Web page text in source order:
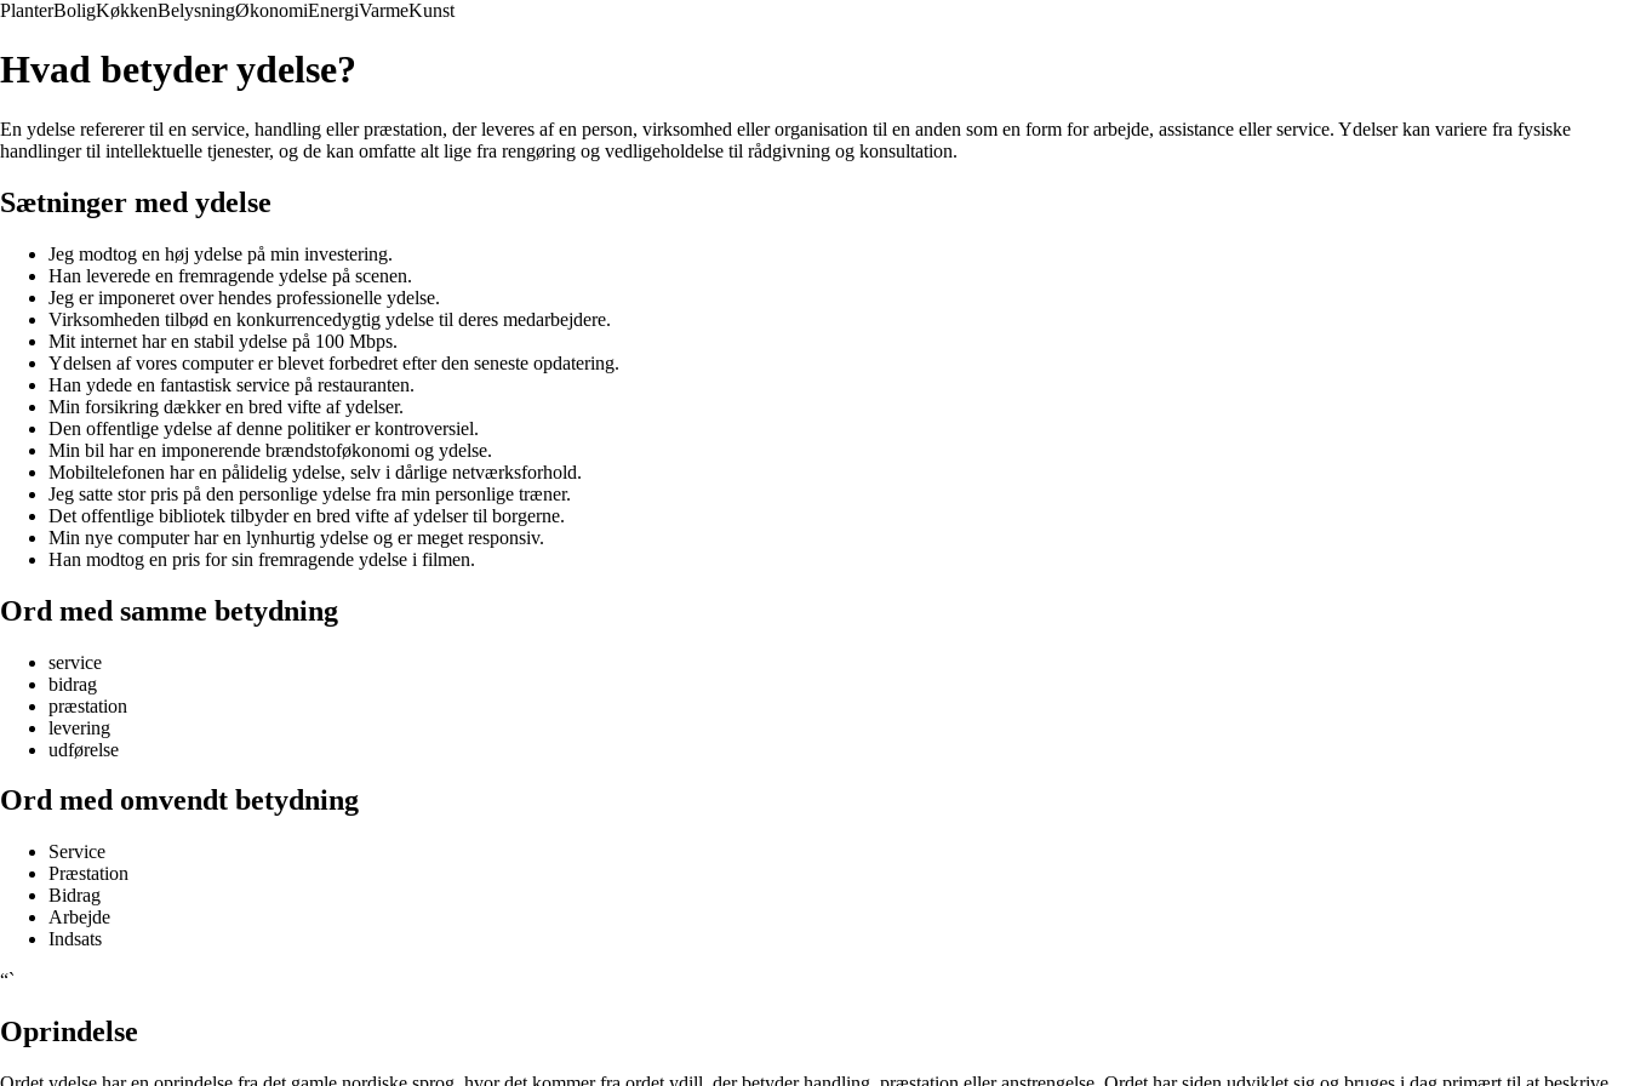
PlanterBoligKøkkenBelysningØkonomiEnergiVarmeKunst
Hvad betyder ydelse?
En ydelse refererer til en service, handling eller præstation, der leveres af en person, virksomhed eller organisation til en anden som en form for arbejde, assistance eller service. Ydelser kan variere fra fysiske
handlinger til intellektuelle tjenester, og de kan omfatte alt lige fra rengøring og vedligeholdelse til rådgivning og konsultation.
Sætninger med ydelse
Jeg modtog en høj ydelse på min investering.
Han leverede en fremragende ydelse på scenen.
Jeg er imponeret over hendes professionelle ydelse.
Virksomheden tilbød en konkurrencedygtig ydelse til deres medarbejdere.
Mit internet har en stabil ydelse på 100 Mbps.
Ydelsen af ​​vores computer er blevet forbedret efter den seneste opdatering.
Han ydede en fantastisk service på restauranten.
Min forsikring dækker en bred vifte af ydelser.
Den offentlige ydelse af denne politiker er kontroversiel.
Min bil har en imponerende brændstoføkonomi og ydelse.
Mobiltelefonen har en pålidelig ydelse, selv i dårlige netværksforhold.
Jeg satte stor pris på den personlige ydelse fra min personlige træner.
Det offentlige bibliotek tilbyder en bred vifte af ydelser til borgerne.
Min nye computer har en lynhurtig ydelse og er meget responsiv.
Han modtog en pris for sin fremragende ydelse i filmen.
Ord med samme betydning
service
bidrag
præstation
levering
udførelse
Ord med omvendt betydning
Service
Præstation
Bidrag
Arbejde
Indsats
“`
Oprindelse